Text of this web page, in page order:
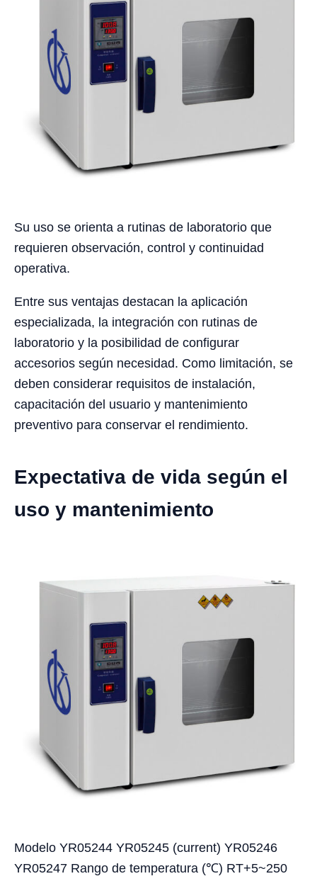
Su uso se orienta a rutinas de laboratorio que
requieren observación, control y continuidad
operativa.
Entre sus ventajas destacan la aplicación
especializada, la integración con rutinas de
laboratorio y la posibilidad de configurar
accesorios según necesidad. Como limitación, se
deben considerar requisitos de instalación,
capacitación del usuario y mantenimiento
preventivo para conservar el rendimiento.
Expectativa de vida según el
uso y mantenimiento
Modelo YR05244 YR05245 (current) YR05246
YR05247 Rango de temperatura (℃) RT+5~250